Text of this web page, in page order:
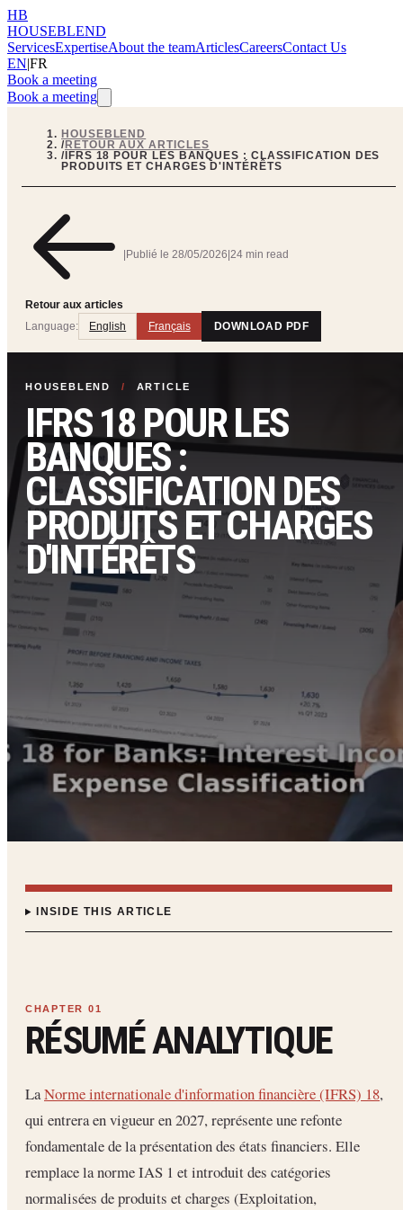
HB
HOUSEBLEND
ServicesExpertiseAbout the teamArticlesCareersContact Us
EN|FR
Book a meeting
Book a meeting
HOUSEBLEND
/RETOUR AUX ARTICLES
/IFRS 18 POUR LES BANQUES : CLASSIFICATION DES
PRODUITS ET CHARGES D'INTÉRÊTS
Retour aux articles
Publié le 28/05/2026 24 min read
Language: English Français DOWNLOAD PDF
HOUSEBLEND / ARTICLE
IFRS 18 POUR LES
BANQUES :
CLASSIFICATION DES
PRODUITS ET CHARGES
D'INTÉRÊTS
INSIDE THIS ARTICLE
RÉSUMÉ ANALYTIQUE
LaNorme internationale d'information financière (IFRS) 18,
qui entrera en vigueur en 2027, représente une refonte
fondamentale de la présentation des états financiers. Elle
remplace la norme IAS 1 et introduit des catégories
normalisées de produits et charges (Exploitation,